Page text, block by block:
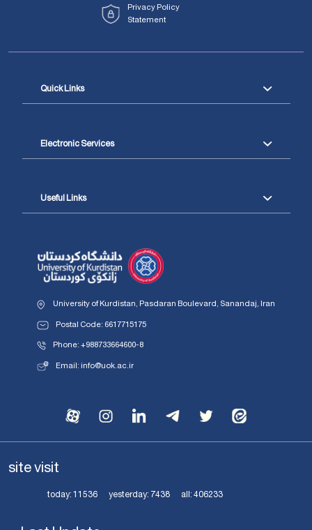
Privacy Policy
Statement
Quick Links
Electronic Services
Useful Links
University of Kurdistan, Pasdaran Boulevard, Sanandaj, Iran
Postal Code: 6617715175
Phone: +988733664600-8
Email: info@uok.ac.ir
site visit
today:11536 yesterday:7438 all:406233